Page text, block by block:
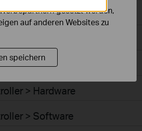
> Integrated Gateways
> Cloud-Based
> Hardware
> Software
gesetzt werden,
auf anderen Websites zu
speichern